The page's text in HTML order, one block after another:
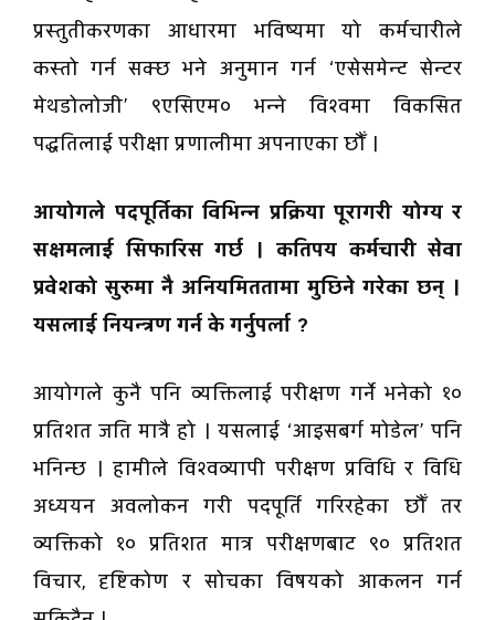
प्रस्तुतीकरणका आधारमा भविष्यमा यो कर्मचारीले
कस्तो गर्न सक्छ भने अनुमान गर्न ‘एसेसमेन्ट सेन्टर
मेथडोलोजी’ ९एसिएम० भन्ने विश्वमा विकसित
पद्धतिलाई परीक्षा प्रणालीमा अपनाएका छौँ ।
आयोगले पदपूर्तिका विभिन्न प्रक्रिया पूरागरी योग्य र
सक्षमलाई सिफारिस गर्छ । कतिपय कर्मचारी सेवा
प्रवेशको सुरुमा नै अनियमिततामा मुछिने गरेका छन् ।
यसलाई नियन्त्रण गर्न के गर्नुपर्ला ?
आयोगले कुनै पनि व्यक्तिलाई परीक्षण गर्ने भनेको १०
प्रतिशत जति मात्रै हो । यसलाई ‘आइसबर्ग मोडेल’ पनि
भनिन्छ । हामीले विश्वव्यापी परीक्षण प्रविधि र विधि
अध्ययन अवलोकन गरी पदपूर्ति गरिरहेका छौँ तर
व्यक्तिको १० प्रतिशत मात्र परीक्षणबाट ९० प्रतिशत
विचार, दृष्टिकोण र सोचका विषयको आकलन गर्न